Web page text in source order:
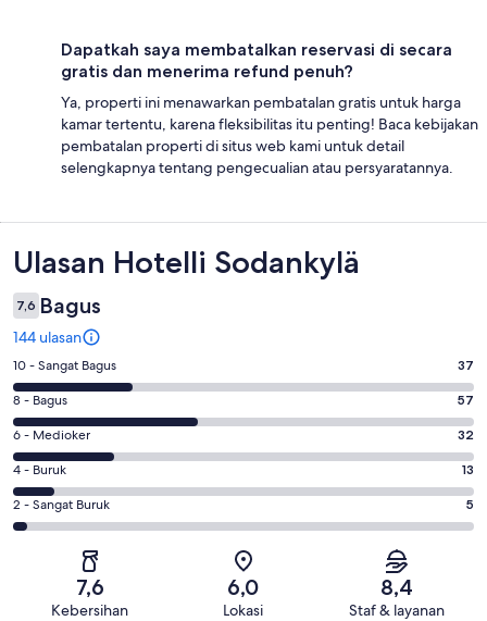
Dapatkah saya membatalkan reservasi di secara
gratis dan menerima refund penuh?
Ya, properti ini menawarkan pembatalan gratis untuk harga
kamar tertentu, karena fleksibilitas itu penting! Baca kebijakan
pembatalan properti di situs web kami untuk detail
selengkapnya tentang pengecualian atau persyaratannya.
Ulasan
Ulasan Hotelli Sodankylä
7,6 Bagus
144 ulasan
Penilaian
10
-
Sangat
Bagus.
37
dari
144
10 - Sangat Bagus 37
Penilaian
8
-
Bagus.
57
dari
8 - Bagus 57
Penilaian
6
-
Medioker.
32
6 - Medioker 32
Penilaian
4
-
4 - Buruk 13
Penilaian
2
2 - Sangat Buruk 5
7,6
Kebersihan
6,0
Lokasi
8,4
Staf & layanan